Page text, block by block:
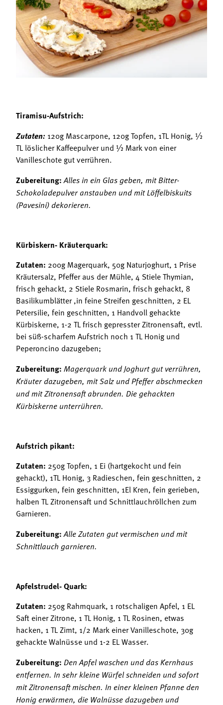
Mitgliedschaft
Landessekretariat
Bäuerliche Buffets
Hofgeschichten
Tiramisu-Aufstrich:
Zutaten: 120g Mascarpone, 120g Topfen, 1TL Honig, ½
TL löslicher Kaffeepulver und ½ Mark von einer
Vanilleschote gut verrühren.
Zubereitung: Alles in ein Glas geben, mit Bitter-
Schokoladepulver anstauben und mit Löffelbiskuits
(Pavesini) dekorieren.
Kürbiskern- Kräuterquark:
Zutaten: 200g Magerquark, 50g Naturjoghurt, 1 Prise
Kräutersalz, Pfeffer aus der Mühle, 4 Stiele Thymian,
frisch gehackt, 2 Stiele Rosmarin, frisch gehackt, 8
Basilikumblätter ,in feine Streifen geschnitten, 2 EL
Petersilie, fein geschnitten, 1 Handvoll gehackte
Kürbiskerne, 1-2 TL frisch gepresster Zitronensaft, evtl.
bei süß-scharfem Aufstrich noch 1 TL Honig und
Peperoncino dazugeben;
Zubereitung: Magerquark und Joghurt gut verrühren,
Kräuter dazugeben, mit Salz und Pfeffer abschmecken
und mit Zitronensaft abrunden. Die gehackten
Kürbiskerne unterrühren.
Aufstrich pikant:
Zutaten: 250g Topfen, 1 Ei (hartgekocht und fein
gehackt), 1TL Honig, 3 Radieschen, fein geschnitten, 2
Essiggurken, fein geschnitten, 1El Kren, fein gerieben,
halben TL Zitronensaft und Schnittlauchröllchen zum
Garnieren.
Zubereitung: Alle Zutaten gut vermischen und mit
Schnittlauch garnieren.
Apfelstrudel- Quark:
Zutaten: 250g Rahmquark, 1 rotschaligen Apfel, 1 EL
Saft einer Zitrone, 1 TL Honig, 1 TL Rosinen, etwas
hacken, 1 TL Zimt, 1/2 Mark einer Vanilleschote, 30g
gehackte Walnüsse und 1-2 EL Wasser.
Zubereitung: Den Apfel waschen und das Kernhaus
entfernen. In sehr kleine Würfel schneiden und sofort
mit Zitronensaft mischen. In einer kleinen Pfanne den
Honig erwärmen, die Walnüsse dazugeben und